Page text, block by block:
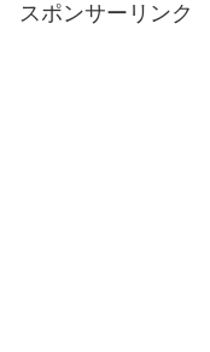
スポンサーリンク